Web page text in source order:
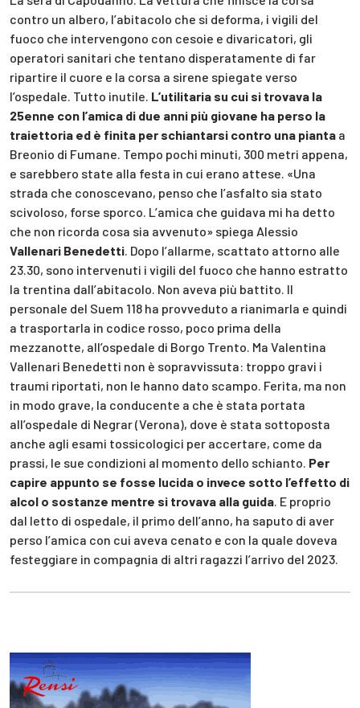
contro un albero, l’abitacolo che si deforma, i vigili del
fuoco che intervengono con cesoie e divaricatori, gli
operatori sanitari che tentano disperatamente di far
ripartire il cuore e la corsa a sirene spiegate verso
l’ospedale. Tutto inutile. L’utilitaria su cui si trovava la
25enne con l’amica di due anni più giovane ha perso la
traiettoria ed è finita per schiantarsi contro una pianta a
Breonio di Fumane. Tempo pochi minuti, 300 metri appena,
e sarebbero state alla festa in cui erano attese. «Una
strada che conoscevano, penso che l’asfalto sia stato
scivoloso, forse sporco. L’amica che guidava mi ha detto
che non ricorda cosa sia avvenuto» spiega Alessio
Vallenari Benedetti . Dopo l’allarme, scattato attorno alle
23.30, sono intervenuti i vigili del fuoco che hanno estratto
la trentina dall’abitacolo. Non aveva più battito. Il
personale del Suem 118 ha provveduto a rianimarla e quindi
a trasportarla in codice rosso, poco prima della
mezzanotte, all’ospedale di Borgo Trento. Ma Valentina
Vallenari Benedetti non è sopravvissuta: troppo gravi i
traumi riportati, non le hanno dato scampo. Ferita, ma non
in modo grave, la conducente a che è stata portata
all’ospedale di Negrar (Verona), dove è stata sottoposta
anche agli esami tossicologici per accertare, come da
prassi, le sue condizioni al momento dello schianto. Per
capire appunto se fosse lucida o invece sotto l’effetto di
alcol o sostanze mentre si trovava alla guida . E proprio
dal letto di ospedale, il primo dell’anno, ha saputo di aver
perso l’amica con cui aveva cenato e con la quale doveva
festeggiare in compagnia di altri ragazzi l’arrivo del 2023.